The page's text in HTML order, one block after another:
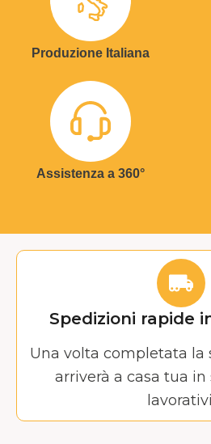
Produzione Italiana
Assistenza a 360°
Spedizioni rapide
Una volta completata la
arriverà a casa tua